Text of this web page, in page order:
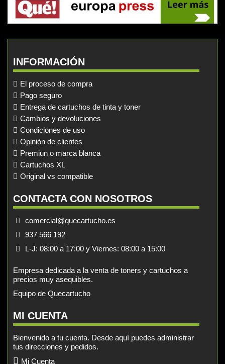
INFORMACIÓN
El proceso de compra
Pago seguro
Entrega de cartuchos de tinta y toner
Cambios y devoluciones
Condiciones de uso
Opinión de clientes
Premiun o marca blanca
Cartuchos XL
Original vs compatible
CONTACTA CON NOSOTROS
comercial@quecartucho.es
937 566 192
L-J: 08:00 a 17:00 y Viernes: 08:00 a 15:00
Empresa dedicada a la venta de toners y cartuchos a
precios muy asequibles.
Equipo de Quecartucho
MI CUENTA
Bienvenido a tu cuenta. Desde aquí puedes administrar
tus direcciones y pedidos.
Mi Cuenta